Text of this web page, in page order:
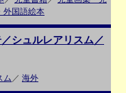
外国語絵本
シュルレアリスム／
ム ／ 海外